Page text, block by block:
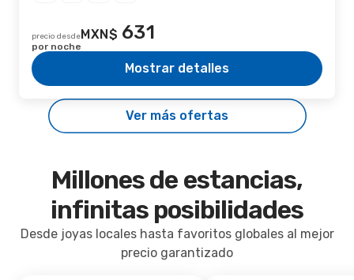
precio desdeMXN$ 631
por noche
Mostrar detalles
Ver más ofertas
Millones de estancias,
infinitas posibilidades
Desde joyas locales hasta favoritos globales al mejor
precio garantizado